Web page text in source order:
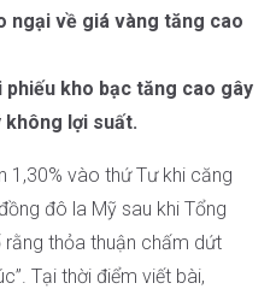
ngại về giá vàng tăng cao
phiếu kho bạc tăng cao gây
không lợi suất.
1,30% vào thứ Tư khi căng
đô la Mỹ sau khi Tổng
thỏa thuận chấm dứt
Tại thời điểm viết bài,